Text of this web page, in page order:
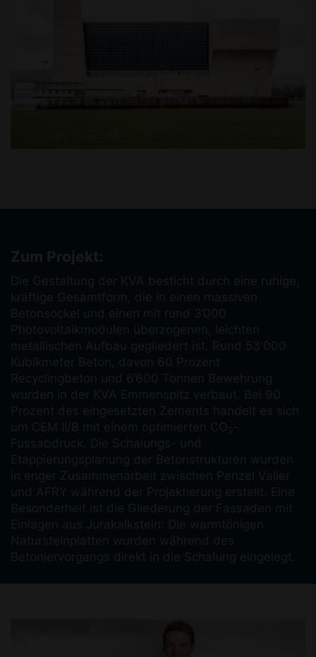
Zum Projekt:
Die Gestaltung der KVA besticht durch eine ruhige,
kräftige Gesamtform, die in einen massiven
Betonsockel und einen mit rund 3’000
Photovoltaikmodulen überzogenen, leichten
metallischen Aufbau gegliedert ist. Rund 53'000
Kubikmeter Beton, davon 60 Prozent
Recyclingbeton und 6’600 Tonnen Bewehrung
wurden in der KVA Emmenspitz verbaut. Bei 90
Prozent des eingesetzten Zements handelt es sich
um CEM II/B mit einem optimierten CO 2
Fussabdruck. Die Schalungs- und
Etappierungsplanung der Betonstrukturen wurden
in enger Zusammenarbeit zwischen Penzel Valier
und AFRY während der Projektierung erstellt. Eine
Besonderheit ist die Gliederung der Fassaden mit
Einlagen aus Jurakalkstein: Die warmtönigen
Natursteinplatten wurden während des
Betoniervorgangs direkt in die Schalung eingelegt.